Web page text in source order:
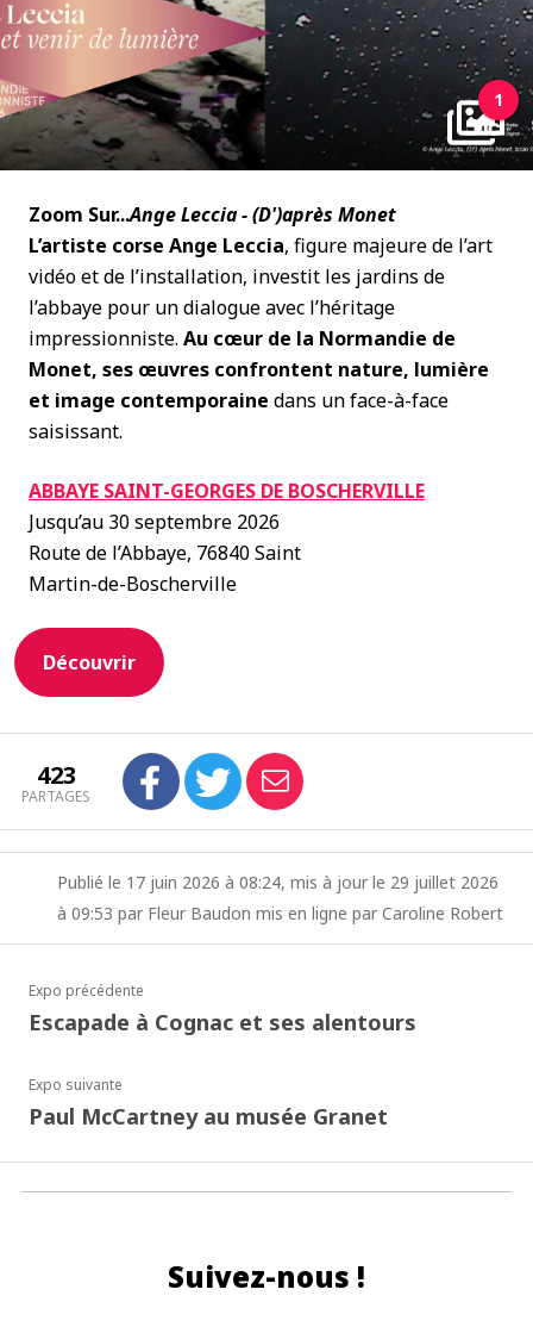
1
Zoom Sur...Ange Leccia - (D')après Monet
L’artiste corse Ange Leccia, figure majeure de l’art
vidéo et de l’installation, investit les jardins de
l’abbaye pour un dialogue avec l’héritage
impressionniste. Au cœur de la Normandie de
Monet, ses œuvres confrontent nature, lumière
et image contemporaine dans un face-à-face
saisissant.
ABBAYE SAINT-GEORGES DE BOSCHERVILLE
Jusqu’au 30 septembre 2026
Route de l’Abbaye, 76840 Saint
Martin-de-Boscherville
Découvrir
423
PARTAGES
Publié le 17 juin 2026 à 08:24, mis à jour le 29 juillet 2026
à 09:53 par Fleur Baudon mis en ligne par Caroline Robert
Expo précédente
Escapade à Cognac et ses alentours
Expo suivante
Paul McCartney au musée Granet
Suivez-nous !